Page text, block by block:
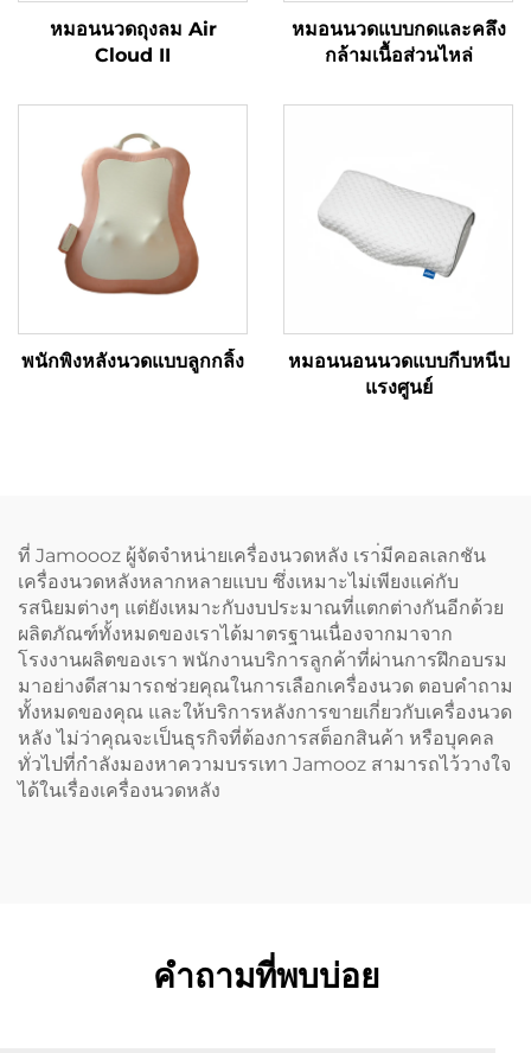
หมอนนวดถุงลม Air
Cloud II
หมอนนวดแบบกดและคลึง
กล้ามเนื้อส่วนไหล่
พนักพิงหลังนวดแบบลูกกลิ้ง
หมอนนอนนวดแบบกีบหนีบ
แรงศูนย์
ที่ Jamoooz ผู้จัดจำหน่ายเครื่องนวดหลัง เรา่มีคอลเลกชัน
เครื่องนวดหลังหลากหลายแบบ ซึ่งเหมาะไม่เพียงแค่กับ
รสนิยมต่างๆ แต่ยังเหมาะกับงบประมาณที่แตกต่างกันอีกด้วย
ผลิตภัณฑ์ทั้งหมดของเราได้มาตรฐานเนื่องจากมาจาก
โรงงานผลิตของเรา พนักงานบริการลูกค้าที่ผ่านการฝึกอบรม
มาอย่างดีสามารถช่วยคุณในการเลือกเครื่องนวด ตอบคำถาม
ทั้งหมดของคุณ และให้บริการหลังการขายเกี่ยวกับเครื่องนวด
หลัง ไม่ว่าคุณจะเป็นธุรกิจที่ต้องการสต็อกสินค้า หรือบุคคล
ทั่วไปที่กำลังมองหาความบรรเทา Jamooz สามารถไว้วางใจ
ได้ในเรื่องเครื่องนวดหลัง
คำถามที่พบบ่อย